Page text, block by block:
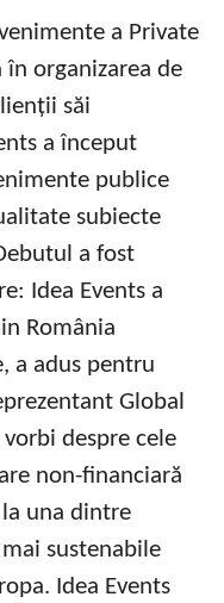
a Private
în organizarea de
săi
a început
publice
subiecte
a fost
Idea Events a
România
a adus pentru
Global
despre cele
non-financiară
una dintre
sustenabile
Idea Events